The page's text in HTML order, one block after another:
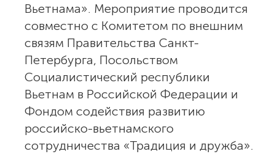
Вьетнама». Мероприятие проводится
совместно с Комитетом по внешним
связям Правительства Санкт-
Петербурга, Посольством
Социалистический республики
Вьетнам в Российской Федерации и
Фондом содействия развитию
российско-вьетнамского
сотрудничества «Традиция и дружба».